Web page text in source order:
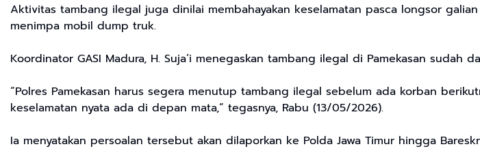
Aktivitas tambang ilegal juga dinilai membahayakan keselamatan pasca longsor
menimpa mobil dump truk.
Koordinator GASI Madura, H. Suja’i menegaskan tambang ilegal di Pamekasan sudah
“Polres Pamekasan harus segera menutup tambang ilegal sebelum ada korban
keselamatan nyata ada di depan mata,” tegasnya, Rabu (13/05/2026).
Ia menyatakan persoalan tersebut akan dilaporkan ke Polda Jawa Timur hingga